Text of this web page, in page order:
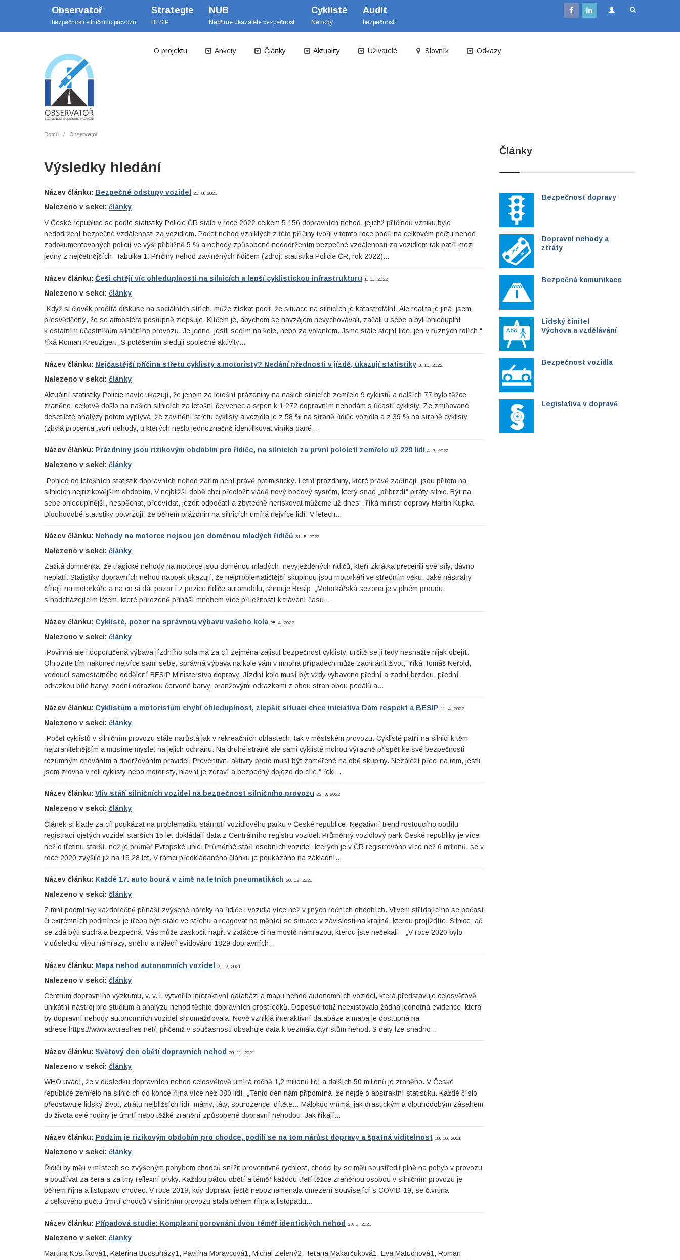
Observatoř
bezpečnosti silničního provozu
Strategie
BESIP
NUB
Nepřímé ukazatele bezpečnosti
Cyklisté
Nehody
Audit
bezpečnosti
O projektu Ankety Články Aktuality Uživatelé Slovník Odkazy
Domů Observatoř
Výsledky hledání
Název článku: Bezpečné odstupy vozidel 23. 8. 2023
Nalezeno v sekci: články
V České republice se podle statistiky Policie ČR stalo v roce 2022 celkem 5 156 dopravních nehod, jejichž příčinou vzniku bylo
nedodržení bezpečné vzdálenosti za vozidlem. Počet nehod vzniklých z této příčiny tvořil v tomto roce podíl na celkovém počtu nehod
zadokumentovaných policií ve výši přibližně 5 % a nehody způsobené nedodržením bezpečné vzdálenosti za vozidlem tak patří mezi
jedny z nejčetnějších. Tabulka 1: Příčiny nehod zaviněných řidičem (zdroj: statistika Policie ČR, rok 2022)…
Název článku: Češi chtějí víc ohleduplnosti na silnicích a lepší cyklistickou infrastrukturu 1. 11. 2022
Nalezeno v sekci: články
„Když si člověk pročítá diskuse na sociálních sítích, může získat pocit, že situace na silnicích je katastrofální. Ale realita je jiná, jsem
přesvědčený, že se atmosféra postupně zlepšuje. Klíčem je, abychom se navzájem nevychovávali, začali u sebe a byli ohleduplní
k ostatním účastníkům silničního provozu. Je jedno, jestli sedím na kole, nebo za volantem. Jsme stále stejní lidé, jen v různých rolích,“
říká Roman Kreuziger. „S potěšením sleduji společné aktivity…
Název článku: Nejčastější příčina střetu cyklisty a motoristy? Nedání přednosti v jízdě, ukazují statistiky 3. 10. 2022
Nalezeno v sekci: články
Aktuální statistiky Policie navíc ukazují, že jenom za letošní prázdniny na našich silnicích zemřelo 9 cyklistů a dalších 77 bylo těžce
zraněno, celkově došlo na našich silnicích za letošní červenec a srpen k 1 272 dopravním nehodám s účastí cyklisty. Ze zmiňované
desetileté analýzy potom vyplývá, že zavinění střetu cyklisty a vozidla je z 58 % na straně řidiče vozidla a z 39 % na straně cyklisty
(zbylá procenta tvoří nehody, u kterých nešlo jednoznačně identifikovat viníka dané…
Název článku: Prázdniny jsou rizikovým obdobím pro řidiče, na silnicích za první pololetí zemřelo už 229 lidí 4. 7. 2022
Nalezeno v sekci: články
„Pohled do letošních statistik dopravních nehod zatím není právě optimistický. Letní prázdniny, které právě začínají, jsou přitom na
silnicích nejrizikovějším obdobím. V nejbližší době chci předložit vládě nový bodový systém, který snad „přibrzdí“ piráty silnic. Být na
sebe ohleduplnější, nespěchat, předvídat, jezdit odpočatí a zbytečně neriskovat můžeme už dnes“, říká ministr dopravy Martin Kupka.
Dlouhodobé statistiky potvrzují, že během prázdnin na silnicích umírá nejvíce lidí. V letech…
Název článku: Nehody na motorce nejsou jen doménou mladých řidičů 31. 5. 2022
Nalezeno v sekci: články
Zažitá domněnka, že tragické nehody na motorce jsou doménou mladých, nevyježděných řidičů, kteří zkrátka přecenili své síly, dávno
neplatí. Statistiky dopravních nehod naopak ukazují, že nejproblematičtější skupinou jsou motorkáři ve středním věku. Jaké nástrahy
číhají na motorkáře a na co si dát pozor i z pozice řidiče automobilu, shrnuje Besip. „Motorkářská sezona je v plném proudu,
s nadcházejícím létem, které přirozeně přináší mnohem více příležitostí k trávení času…
Název článku: Cyklisté, pozor na správnou výbavu vašeho kola 28. 4. 2022
Nalezeno v sekci: články
„Povinná ale i doporučená výbava jízdního kola má za cíl zejména zajistit bezpečnost cyklisty, určitě se ji tedy nesnažte nijak obejít.
Ohrozíte tím nakonec nejvíce sami sebe, správná výbava na kole vám v mnoha případech může zachránit život,“ říká Tomáš Neřold,
vedoucí samostatného oddělení BESIP Ministerstva dopravy. Jízdní kolo musí být vždy vybaveno přední a zadní brzdou, přední
odrazkou bílé barvy, zadní odrazkou červené barvy, oranžovými odrazkami z obou stran obou pedálů a…
Název článku: Cyklistům a motoristům chybí ohleduplnost, zlepšit situaci chce iniciativa Dám respekt a BESIP 11. 4. 2022
Nalezeno v sekci: články
„Počet cyklistů v silničním provozu stále narůstá jak v rekreačních oblastech, tak v městském provozu. Cyklisté patří na silnici k těm
nejzranitelnějším a musíme myslet na jejich ochranu. Na druhé straně ale sami cyklisté mohou výrazně přispět ke své bezpečnosti
rozumným chováním a dodržováním pravidel. Preventivní aktivity proto musí být zaměřené na obě skupiny. Nezáleží přeci na tom, jestli
jsem zrovna v roli cyklisty nebo motoristy, hlavní je zdraví a bezpečný dojezd do cíle,“ řekl…
Název článku: Vliv stáří silničních vozidel na bezpečnost silničního provozu 22. 3. 2022
Nalezeno v sekci: články
Článek si klade za cíl poukázat na problematiku stárnutí vozidlového parku v České republice. Negativní trend rostoucího podílu
registrací ojetých vozidel starších 15 let dokládají data z Centrálního registru vozidel. Průměrný vozidlový park České republiky je více
než o třetinu starší, než je průměr Evropské unie. Průměrné stáří osobních vozidel, kterých je v ČR registrováno více než 6 milionů, se v
roce 2020 zvýšilo již na 15,28 let. V rámci předkládaného článku je poukázáno na základní…
Název článku: Každé 17. auto bourá v zimě na letních pneumatikách 20. 12. 2021
Nalezeno v sekci: články
Zimní podmínky každoročně přináší zvýšené nároky na řidiče i vozidla více než v jiných ročních obdobích. Vlivem střídajícího se počasí
či extrémních podmínek je třeba býti stále ve střehu a reagovat na měnící se situace v závislosti na krajině, kterou projíždíte. Silnice, ač
se zdá býti suchá a bezpečná, Vás může zaskočit např. v zatáčce či na mostě námrazou, kterou jste nečekali. „V roce 2020 bylo
v důsledku vlivu námrazy, sněhu a náledí evidováno 1829 dopravních…
Název článku: Mapa nehod autonomních vozidel 2. 12. 2021
Nalezeno v sekci: články
Centrum dopravního výzkumu, v. v. i. vytvořilo interaktivní databázi a mapu nehod autonomních vozidel, která představuje celosvětově
unikátní nástroj pro studium a analýzu nehod těchto dopravních prostředků. Doposud totiž neexistovala žádná jednotná evidence, která
by dopravní nehody autonomních vozidel shromažďovala. Nově vzniklá interaktivní databáze a mapa je dostupná na
adrese https://www.avcrashes.net/, přičemž v současnosti obsahuje data k bezmála čtyř stům nehod. S daty lze snadno…
Název článku: Světový den obětí dopravních nehod 20. 11. 2021
Nalezeno v sekci: články
WHO uvádí, že v důsledku dopravních nehod celosvětově umírá ročně 1,2 milionů lidí a dalších 50 milionů je zraněno. V České
republice zemřelo na silnicích do konce října více než 380 lidí. „Tento den nám připomíná, že nejde o abstraktní statistiku. Každé číslo
představuje lidský život, ztrátu nejbližších lidí, mámy, táty, sourozence, dítěte… Málokdo vnímá, jak drastickým a dlouhodobým zásahem
do života celé rodiny je úmrtí nebo těžké zranění způsobené dopravní nehodou. Jak říkají…
Název článku: Podzim je rizikovým obdobím pro chodce, podílí se na tom nárůst dopravy a špatná viditelnost 18. 10. 2021
Nalezeno v sekci: články
Řidiči by měli v místech se zvýšeným pohybem chodců snížit preventivně rychlost, chodci by se měli soustředit plně na pohyb v provozu
a používat za šera a za tmy reflexní prvky. Každou pátou obětí a téměř každou třetí těžce zraněnou osobou v silničním provozu je
během října a listopadu chodec. V roce 2019, kdy dopravu ještě nepoznamenala omezení související s COVID-19, se čtvrtina
z celkového počtu úmrtí chodců v silničním provozu stala během října a listopadu…
Název článku: Případová studie: Komplexní porovnání dvou téměř identických nehod 23. 8. 2021
Nalezeno v sekci: články
Martina Kostíková1, Kateřina Bucsuházy1, Pavlína Moravcová1, Michal Zelený2, Teťana Makarčuková1, Eva Matuchová1, Roman
Články
Bezpečnost dopravy
Dopravní nehody a
ztráty
Bezpečná komunikace
Lidský činitel
Výchova a vzdělávání
Bezpečnost vozidla
Legislativa v dopravě